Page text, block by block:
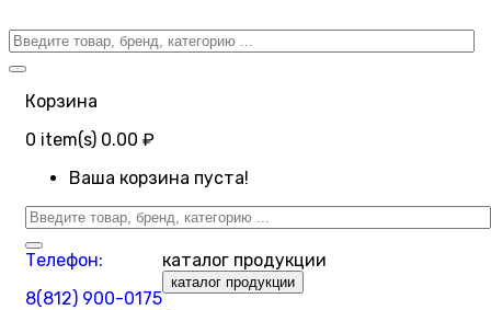
Корзина
0 item(s) 0.00 ₽
Ваша корзина пуста!
Телефон:
8(812) 900-0175
каталог продукции
каталог продукции